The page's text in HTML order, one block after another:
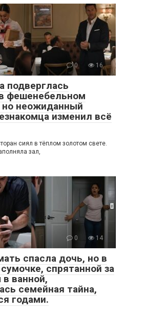
0 16
подверглась
фешенебельном
но неожиданный
изменил всё
сиял в тёплом золотом свете.
зал,
0 14
спасла дочь, но в
спрятанной за
ванной,
семейная тайна,
годами.